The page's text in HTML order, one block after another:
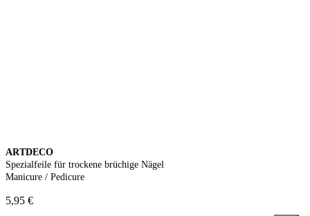
ARTDECO
Spezialfeile für trockene brüchige Nägel
Manicure / Pedicure
5,95 €